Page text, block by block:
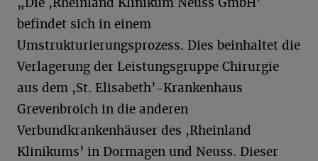
„Die ,Rheinland Klinikum Neuss GmbH’
befindet sich in einem
Umstrukturierungsprozess. Dies beinhaltet die
Verlagerung der Leistungsgruppe Chirurgie
aus dem ,St. Elisabeth’-Krankenhaus
Grevenbroich in die anderen
Verbundkrankenhäuser des ,Rheinland
Klinikums’ in Dormagen und Neuss. Dieser